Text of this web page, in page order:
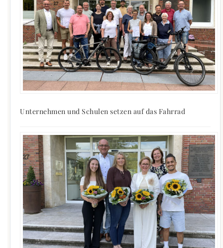
Unternehmen und Schulen setzen auf das Fahrrad